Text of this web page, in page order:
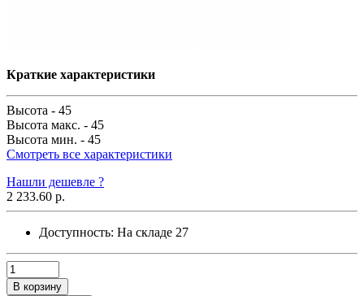
Краткие характеристики
Высота - 45
Высота макс. - 45
Высота мин. - 45
Смотреть все характеристики
Нашли дешевле ?
2 233.60 р.
Доступность: На складе 27
В корзину